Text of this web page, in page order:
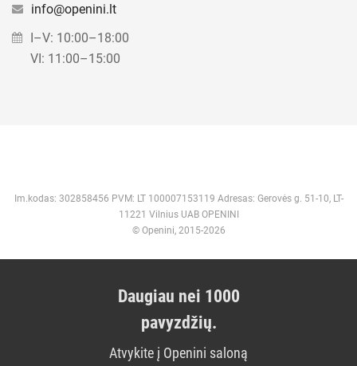
info@openini.lt
I–V: 10:00–18:00
VI: 11:00–15:00
Im.kodas: 302858456 PVM: LT 100007153119 Adresas: Gerovės g. 51-10, LT-
11221 Vilnius UAB OPENINI
© Openini, 2015-2026
Daugiau nei 1000
pavyzdžių.
Atvykite į Openini saloną